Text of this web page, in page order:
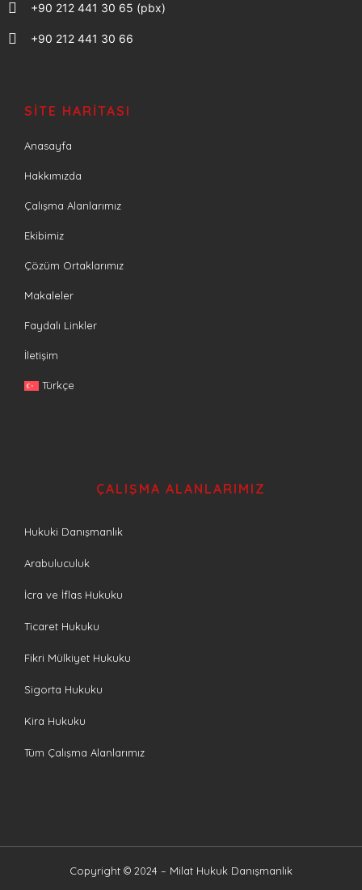
+90 212 441 30 65 (pbx)
+90 212 441 30 66
SITE HARITASI
Anasayfa
Hakkımızda
Çalışma Alanlarımız
Ekibimiz
Çözüm Ortaklarımız
Makaleler
Faydalı Linkler
İletişim
Türkçe
ÇALIŞMA ALANLARIMIZ
Hukuki Danışmanlık
Arabuluculuk
İcra ve İflas Hukuku
Ticaret Hukuku
Fikri Mülkiyet Hukuku
Sigorta Hukuku
Kira Hukuku
Tüm Çalışma Alanlarımız
Copyright © 2024 – Milat Hukuk Danışmanlık